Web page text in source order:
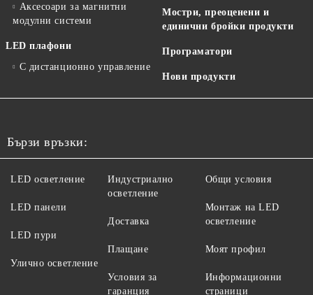
Аксесоари за магнитни
модулни системи
LED плафони
С дистанционно управление
Мостри, преоценени и
единични бройки продукти
Програматори
Нови продукти
Бързи връзки:
LED осветление
LED панели
LED пури
Улично осветление
Индустриално
осветление
Доставка
Плащане
Условия за
гаранция
Общи условия
Монтаж на LED
осветление
Моят профил
Информационни
страници